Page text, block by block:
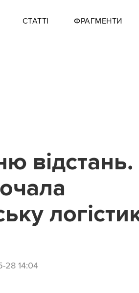
СТАТТІ ФРАГМЕНТИ
відстань.
28 14:04